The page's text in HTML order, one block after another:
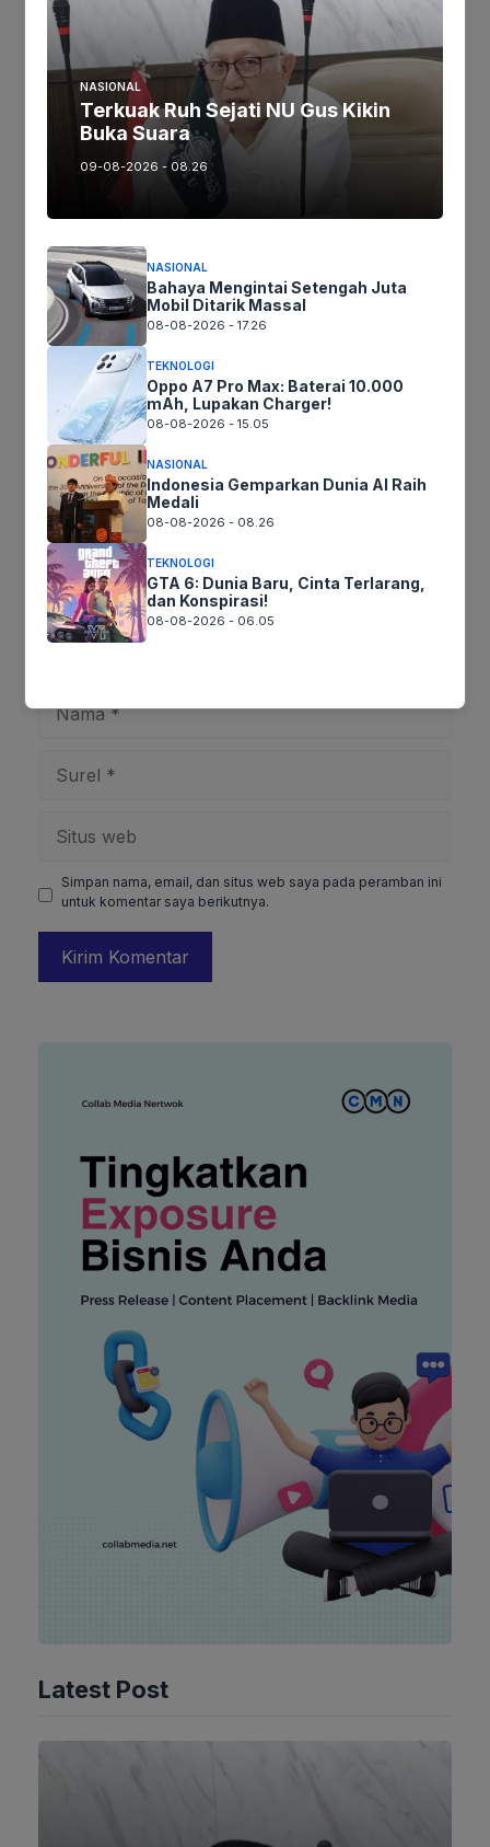
tengah dinamika iklim global yang terus berubah.
Jika keberatan atau harus diedit baik
Artikel maupun foto Silahkan
Terima Kasih
Tags:
Ikuti kami :
Tinggalkan komentar
Komentar
web
Simpan nama, email, dan situs web saya pada peramban ini
untuk komentar saya berikutnya.
Latest Post
NASIONAL
Terkuak Ruh Sejati NU Gus Kikin
Buka Suara
09-08-2026 - 08.26
NASIONAL
Bahaya Mengintai Setengah Juta
Mobil Ditarik Massal
08-08-2026 - 17.26
TEKNOLOGI
Oppo A7 Pro Max: Baterai 10.000
mAh, Lupakan Charger!
08-08-2026 - 15.05
NASIONAL
Indonesia Gemparkan Dunia AI Raih
Medali
08-08-2026 - 08.26
TEKNOLOGI
GTA 6: Dunia Baru, Cinta Terlarang,
dan Konspirasi!
08-08-2026 - 06.05